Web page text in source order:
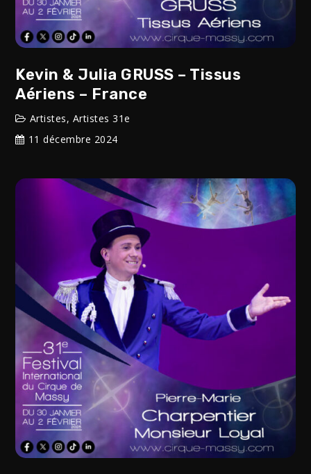
Kevin & Julia GRUSS – Tissus
Aériens – France
Artistes, Artistes 31e
11 décembre 2024